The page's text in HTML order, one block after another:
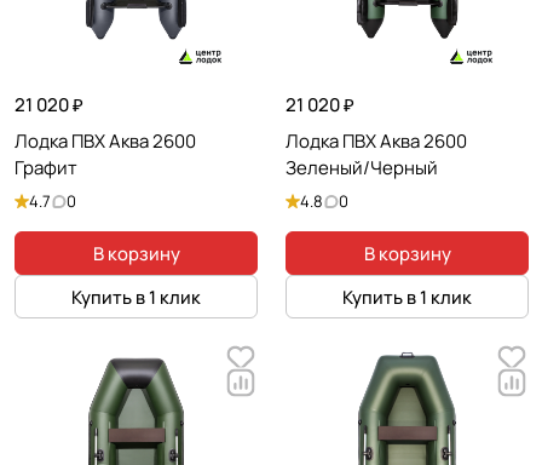
21 020 ₽
Лодка ПВХ Аква 2600
Графит
4.7 0
В корзину
Купить в 1 клик
21 020 ₽
Лодка ПВХ Аква 2600
Зеленый/Черный
4.8 0
В корзину
Купить в 1 клик